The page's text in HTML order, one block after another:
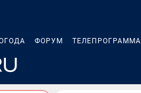
ФОРУМ ТЕЛЕПРОГРАММА